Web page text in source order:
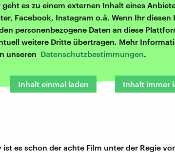
geht es zu einem externen Inhalt eines
Facebook, Instagram o.ä. Wenn Ihr diesen
personenbezogene Daten an diese
weitere Dritte übertragen. Mehr
unseren Datenschutzbestimmungen.
Inhalt einmal laden Inhalt immer
ist es schon der achte Film unter der Regie